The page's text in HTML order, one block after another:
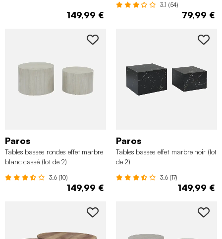
149,99 €
3.1 (54)
79,99 €
Paros
Tables basses rondes effet marbre
blanc cassé (lot de 2)
3.6 (10)
149,99 €
Paros
Tables basses effet marbre noir (lot
de 2)
3.6 (17)
149,99 €